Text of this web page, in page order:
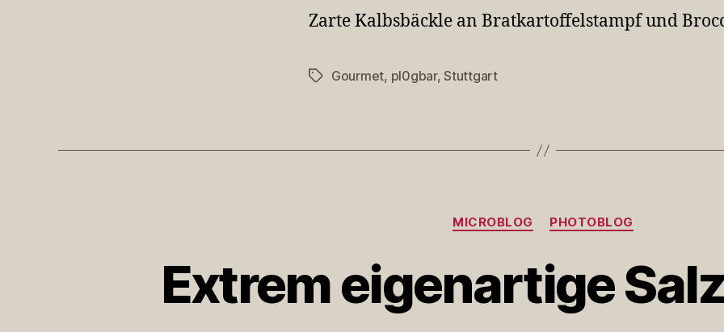
Zarte Kalbsbäckle an Bratkartoffelstampf und
Schlagwörter
Gourmet, pl0gbar,Stuttgart
Kategorien
MICROBLOG PHOTOBLOG
Extrem eigenartige